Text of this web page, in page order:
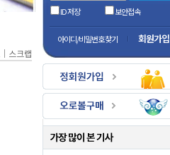
｜ 스크랩
ID 저장 보안접속
아이디/비밀번호 찾기 회원가입